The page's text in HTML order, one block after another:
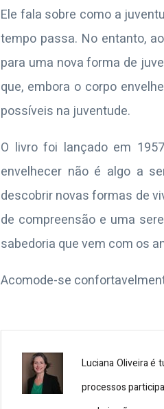
Ele fala sobre como a
tempo passa. No entanto,
para uma nova forma de
que, embora o corpo
possíveis na juventude.
O livro foi lançado em
envelhecer não é algo a
descobrir novas formas de
de compreensão e uma
sabedoria que vem com os
Acomode-se
Luciana Oliveira é
processos